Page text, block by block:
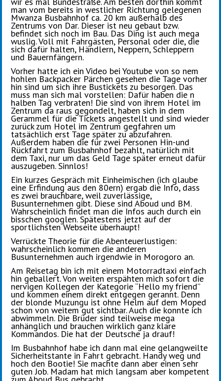
man vom bereits in westlicher Richtung gelegenen
Mwanza Busbahnhof ca. 20 km außerhalb des
Zentrums von Dar. Dieser ist neu gebaut bzw.
befindet sich noch im Bau. Das Ding ist auch mega
wuslig. Voll mit Fahrgästen, Personal oder die, die
sich dafür halten, Händlern, Neppern, Schleppern
und Bauernfängern.
Vorher hatte ich ein Video bei Youtube von so nem
hohlen Backpacker Pärchen gesehen die Tage vorher
hin sind um sich ihre Bustickets zu besorgen. Das
muss man sich mal vorstellen: Dafür haben die n
halben Tag verbraten! Die sind von ihrem Hotel im
Zentrum da raus gegondelt, haben sich in dem
Gerammel für die Tickets angestellt und sind wieder
zurück zum Hotel im Zentrum gegfahren um
tatsächlich erst Tage später zu abzufahren.
Außerdem haben die für zwei Personen Hin-und
Rückfahrt zum Busbahnhof bezahlt, natürlich mit
dem Taxi, nur um das Geld Tage später erneut dafür
auszugeben. Sinnlos!
Ein kurzes Gespräch mit Einheimischen (ich glaube
eine Erfindung aus den 80ern) ergab die Info, dass
es zwei brauchbare, weil zuverlässige,
Busunternehmen gibt. Diese sind Aboud und BM.
Wahrscheinlich findet man die Infos auch durch ein
bisschen googlen. Spätestens jetzt auf der
sportlichsten Webseite überhaupt!
Verrückte Theorie für die Abenteuerlustigen:
wahrscheinlich kommen die anderen
Busunternehmen auch irgendwie in Morogoro an.
Am Reisetag bin ich mit einem Motorradtaxi einfach
hin geballert. Von weiten erspähten mich sofort die
nervigen Kollegen der Kategorie “Hello my friend”
und kommen einem direkt entgegen gerannt. Denn
der blonde Muzungu ist ohne Helm auf dem Moped
schon von weitem gut sichtbar. Auch die konnte ich
abwimmeln. Die Brüder sind teilweise mega
anhänglich und brauchen wirklich ganz klare
Kommandos. Die hat der Deutsche ja drauf!
Im Busbahnhof habe ich dann mal eine gelangweilte
Sicherheitstante in Fahrt gebracht. Handy weg und
hoch den Bootie! Sie machte dann aber einen sehr
guten Job. Madam hat mich langsam aber kompetent